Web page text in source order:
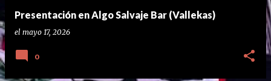
s
Presentación en Algo Salvaje Bar (Vallekas)
el mayo 17, 2026
0